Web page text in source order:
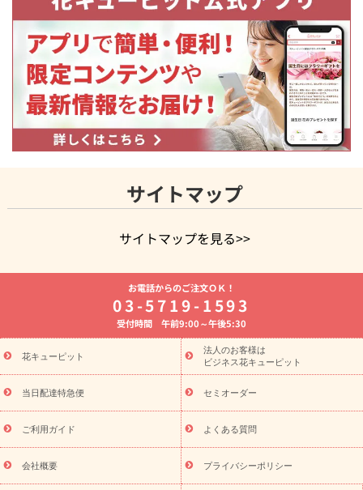
サイトマップ
サイトマップを見る>>
よく贈られる花
お祝いの花特集
誕生日フラワーギフト特集
8月の誕生花(トルコキキョウ)
開店・開業祝い
お供え・お悔やみ お供え・お悔やみの花
通夜・葬儀に贈る花 胡蝶蘭・花鉢
ーブドフラワー
季節のイベント
ひまわり ギフト・プレゼント
特集
お盆 花（新盆・初盆） 季節のイベント
お盆 花（新
盆・初盆）
お盆 花（新盆・初盆）
お盆・お供え 花とセットギ
フト
お盆・お供え プリザーブドフラワー
ひまわり ギフト・プ
レゼント特集
夏の花贈り・お中元・暑中見舞い 花のギフト特集
敬老の日におくる花ギフト・プレゼント特集
花ギフト・プレゼント特集
敬老の日 花のおすすめランキング
敬
老の日 花鉢植えのギフト・プレゼント特集
敬老の日 花とセットギ
フト・プレゼント特集
敬老の日の花 全てのギフト一覧
キャン
お電話からのご注文ＯＫ！
03-5719-1593
受付時間 午前9:00～午後5:30
花キューピット
法人のお客様は
ビジネス花キューピット
当日配達特急便 セミオーダー
ご利用ガイド よくある質問
会社概要 プライバシーポリシー